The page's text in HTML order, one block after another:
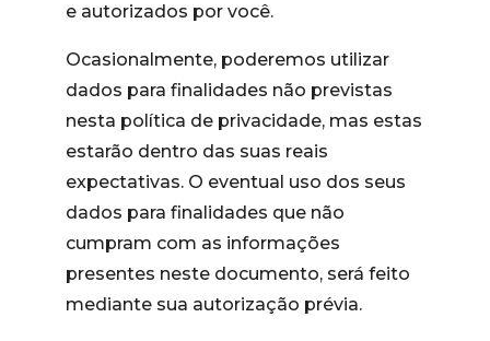
e autorizados por você.
Ocasionalmente, poderemos utilizar
dados para finalidades não previstas
nesta política de privacidade, mas estas
estarão dentro das suas reais
expectativas. O eventual uso dos seus
dados para finalidades que não
cumpram com as informações
presentes neste documento, será feito
mediante sua autorização prévia.